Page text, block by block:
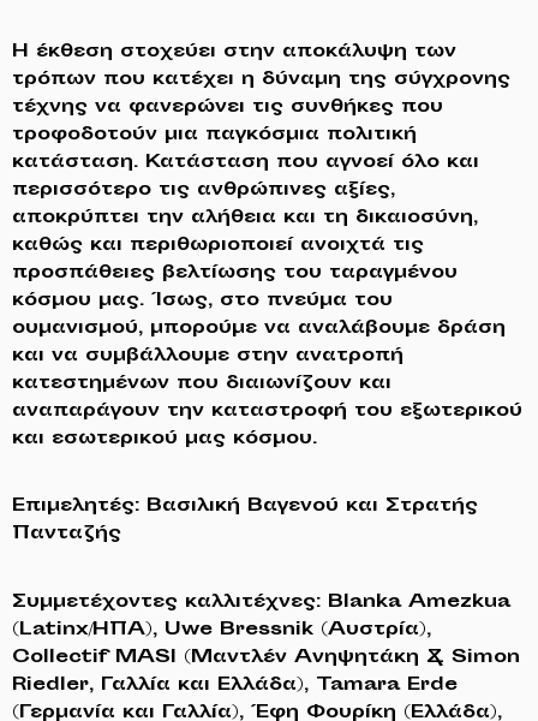
Η έκθεση στοχεύει στην αποκάλυψη των
τρόπων που κατέχει η δύναμη της σύγχρονης
τέχνης να φανερώνει τις συνθήκες που
τροφοδοτούν μια παγκόσμια πολιτική
κατάσταση. Κατάσταση που αγνοεί όλο και
περισσότερο τις ανθρώπινες αξίες,
αποκρύπτει την αλήθεια και τη δικαιοσύνη,
καθώς και περιθωριοποιεί ανοιχτά τις
προσπάθειες βελτίωσης του ταραγμένου
κόσμου μας. Ίσως, στο πνεύμα του
ουμανισμού, μπορούμε να αναλάβουμε δράση
και να συμβάλλουμε στην ανατροπή
κατεστημένων που διαιωνίζουν και
αναπαράγουν την καταστροφή του εξωτερικού
και εσωτερικού μας κόσμου.
Επιμελητές: Βασιλική Βαγενού και Στρατής
Πανταζής
Συμμετέχοντες καλλιτέχνες: Blanka Amezkua
(Latinx/ΗΠΑ), Uwe Bressnik (Αυστρία),
Collectif MASI (Μαντλέν Ανηψητάκη & Simon
Riedler, Γαλλία και Ελλάδα), Tamara Erde
(Γερμανία και Γαλλία), Έφη Φουρίκη (Ελλάδα),